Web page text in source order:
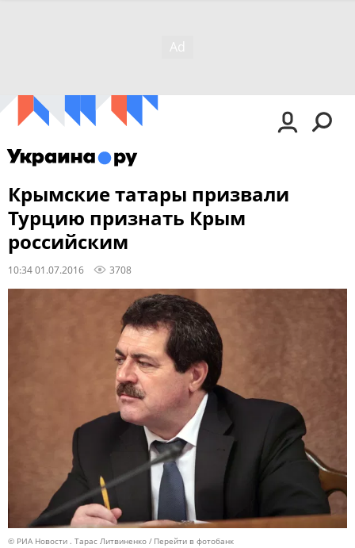
Крымские татары призвали
Турцию признать Крым
российским
10:34 01.07.2016 3708
© РИА Новости . Тарас Литвиненко Перейти в фотобанк